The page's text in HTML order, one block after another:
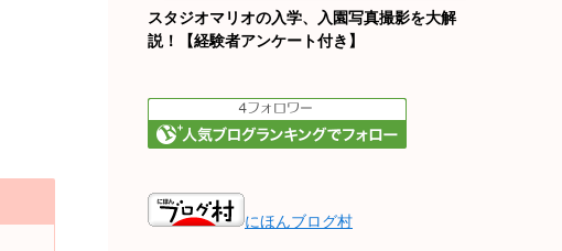
スタジオマリオの入学、入園写真撮影を大解
説！【経験者アンケート付き】
にほんブログ村